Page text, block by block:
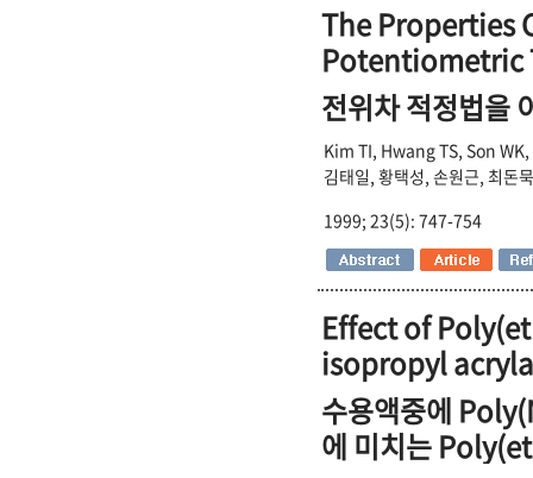
The Properties
전위차 적정법을
Kim TI, Hwang TS, Son
김태일, 황택성, 손원근, 최돈
1999; 23(5): 747-754
Effect of
isopropyl
수용액중에
에 미치는